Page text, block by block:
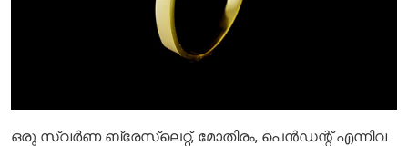
ഒരു സ്വർണ ബ്രേസ്ലെറ്റ്, മോതിരം, പെൻഡന്റ് എന്നിവ